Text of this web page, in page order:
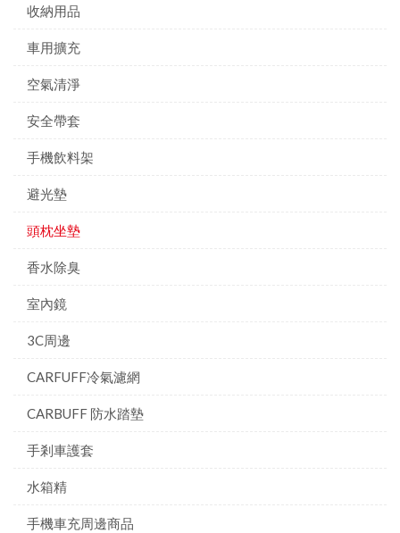
收納用品
車用擴充
空氣清淨
安全帶套
手機飲料架
避光墊
頭枕坐墊
香水除臭
室內鏡
3C周邊
CARFUFF冷氣濾網
CARBUFF 防水踏墊
手剎車護套
水箱精
手機車充周邊商品